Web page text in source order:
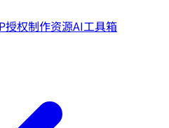
授权制作资源AI工具箱